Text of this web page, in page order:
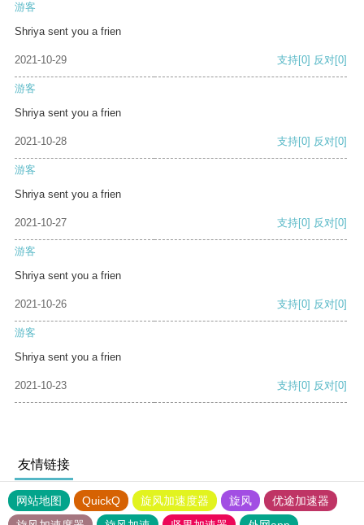
游客
Shriya sent you a frien
2021-10-29 支持[0] 反对[0]
游客
Shriya sent you a frien
2021-10-28 支持[0] 反对[0]
游客
Shriya sent you a frien
2021-10-27 支持[0] 反对[0]
游客
Shriya sent you a frien
2021-10-26 支持[0] 反对[0]
游客
Shriya sent you a frien
2021-10-23 支持[0] 反对[0]
友情链接
网站地图 QuickQ 旋风加速度器 旋风
优途加速器